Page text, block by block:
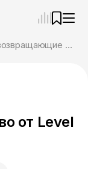
Онлайн курс Книги, возвращающие в детство от Level One
от Level
Подберу
вашим